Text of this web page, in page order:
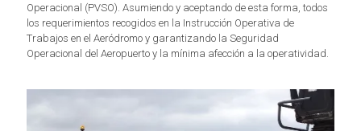
Operacional (PVSO). Asumiendo y aceptando de esta forma, todos
los requerimientos recogidos en la Instrucción Operativa de
Trabajos en el Aeródromo y garantizando la Seguridad
Operacional del Aeropuerto y la mínima afección a la operatividad.